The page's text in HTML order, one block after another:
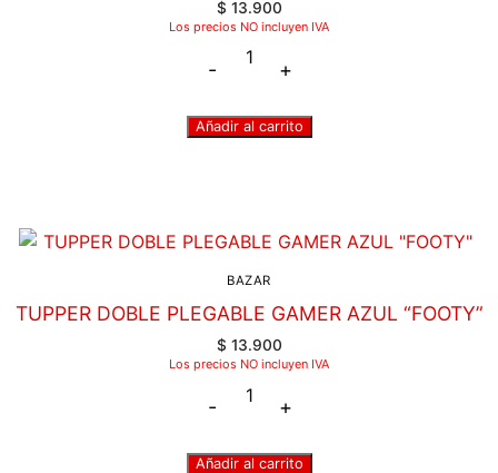
$ 13.900
Los precios NO incluyen IVA
- +
Añadir al carrito
BAZAR
TUPPER DOBLE PLEGABLE GAMER AZUL “FOOTY”
$ 13.900
Los precios NO incluyen IVA
- +
Añadir al carrito